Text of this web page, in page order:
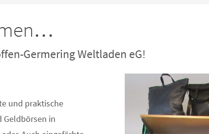
Germering Weltladen eG!
und praktische
Geldbörsen in